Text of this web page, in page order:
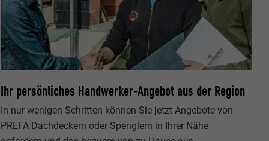
Ihr persönliches Handwerker-Angebot aus der Region
In nur wenigen Schritten können Sie jetzt Angebote von
PREFA Dachdeckern oder Spenglern in Ihrer Nähe
Extension.